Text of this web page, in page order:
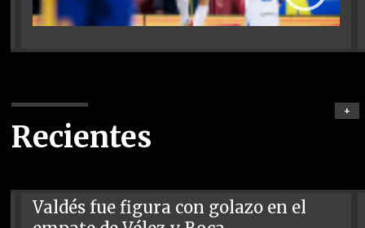
Recientes
+
Valdés fue figura con golazo en el